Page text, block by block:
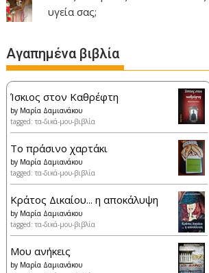
υγεία σας;
Αγαπημένα βιβλία
Ίσκιος στον Καθρέφτη
by Μαρία Δαμιανάκου
tagged: τα-δικά-μου-βιβλία
Το πράσινο χαρτάκι
by Μαρία Δαμιανάκου
tagged: τα-δικά-μου-βιβλία
Κράτος Δικαίου... η αποκάλυψη
by Μαρία Δαμιανάκου
tagged: τα-δικά-μου-βιβλία
Μου ανήκεις
by Μαρία Δαμιανάκου